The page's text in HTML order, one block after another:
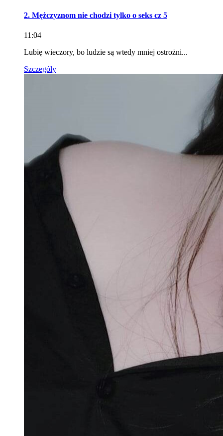
2. Mężczyznom nie chodzi tylko o seks cz 5
11:04
Lubię wieczory, bo ludzie są wtedy mniej ostrożni...
Szczegóły